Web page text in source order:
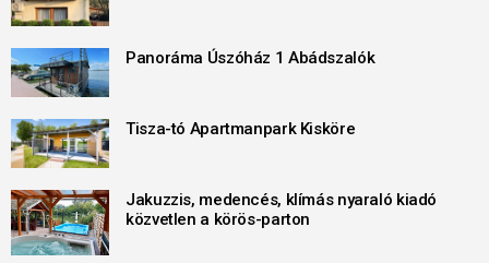
Panoráma Úszóház 1 Abádszalók
Tisza-tó Apartmanpark Kisköre
Jakuzzis, medencés, klímás nyaraló kiadó
közvetlen a körös-parton